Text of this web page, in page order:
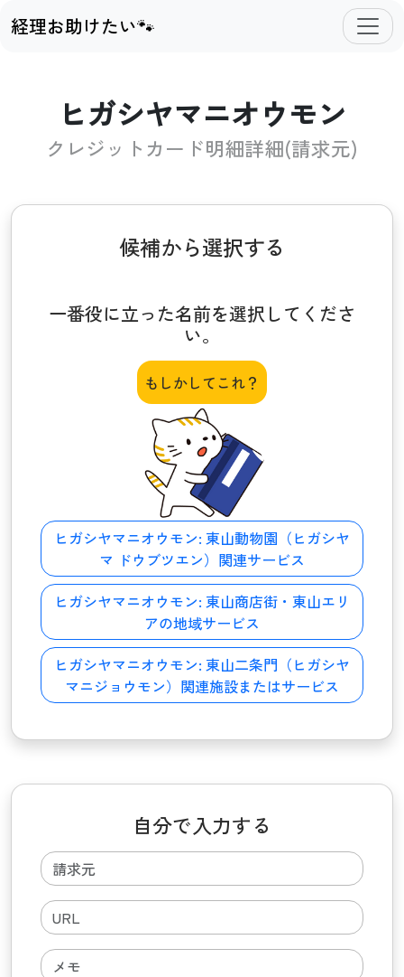
経理お助けたい🐾
ヒガシヤマニオウモン
クレジットカード明細詳細(請求元)
候補から選択する
一番役に立った名前を選択してくださ
い。
もしかしてこれ？
ヒガシヤマニオウモン: 東山動物園（ヒガシヤ
マ ドウブツエン）関連サービス
ヒガシヤマニオウモン: 東山商店街・東山エリ
アの地域サービス
ヒガシヤマニオウモン: 東山二条門（ヒガシヤ
マニジョウモン）関連施設またはサービス
自分で入力する